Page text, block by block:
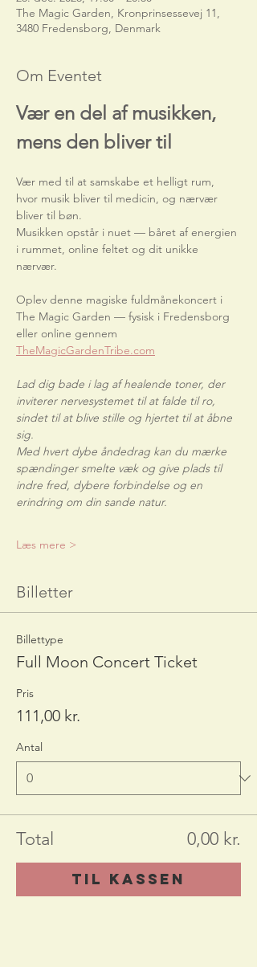
The Magic Garden, Kronprinsessevej 11,
3480 Fredensborg, Denmark
Om Eventet
Vær en del af musikken,
mens den bliver til
Vær med til at samskabe et helligt rum,
hvor musik bliver til medicin, og nærvær
bliver til bøn.
Musikken opstår i nuet — båret af energien
i rummet, online feltet og dit unikke
nærvær.
Oplev denne magiske fuldmånekoncert i
The Magic Garden — fysisk i Fredensborg
eller online gennem
TheMagicGardenTribe.com
Lad dig bade i lag af healende toner, der
inviterer nervesystemet til at falde til ro,
sindet til at blive stille og hjertet til at åbne
sig.
Med hvert dybe åndedrag kan du mærke
spændinger smelte væk og give plads til
indre fred, dybere forbindelse og en
erindring om din sande natur.
Læs mere >
Billetter
Billettype
Full Moon Concert Ticket
Pris
111,00 kr.
Antal
Total 0,00 kr.
Til kassen